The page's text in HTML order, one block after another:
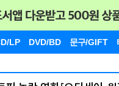
LP DVD/BD 문구/GIFT